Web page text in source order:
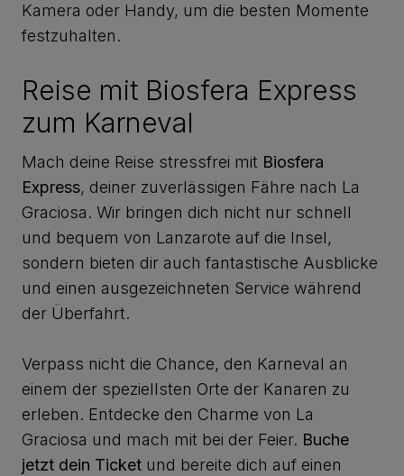
Kamera oder Handy, um die besten Momente
festzuhalten.
Reise mit Biosfera Express
zum Karneval
Mach deine Reise stressfrei mit Biosfera
Express, deiner zuverlässigen Fähre nach La
Graciosa. Wir bringen dich nicht nur schnell
und bequem von Lanzarote auf die Insel,
sondern bieten dir auch fantastische Ausblicke
und einen ausgezeichneten Service während
der Überfahrt.
Verpass nicht die Chance, den Karneval an
einem der speziellsten Orte der Kanaren zu
erleben. Entdecke den Charme von La
Graciosa und mach mit bei der Feier. Buche
jetzt dein Ticket und bereite dich auf einen